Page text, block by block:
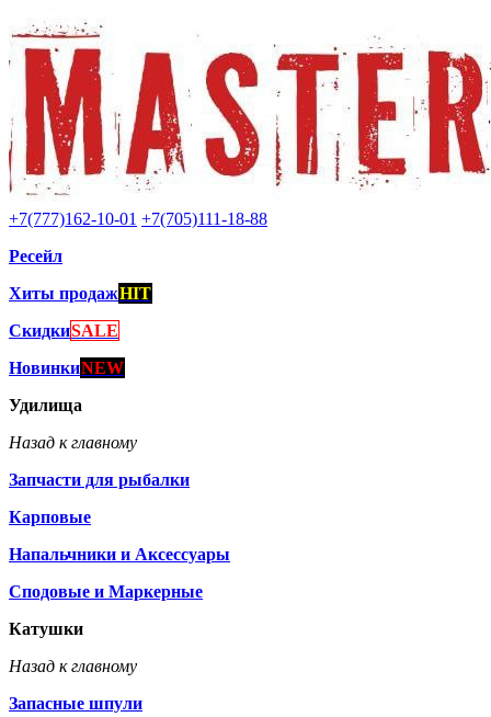
+7(777)162-10-01 +7(705)111-18-88
Ресейл
Хиты продажHIT
СкидкиSALE
НовинкиNEW
Удилища
Назад к главному
Запчасти для рыбалки
Карповые
Напальчники и Аксессуары
Сподовые и Маркерные
Катушки
Назад к главному
Запасные шпули